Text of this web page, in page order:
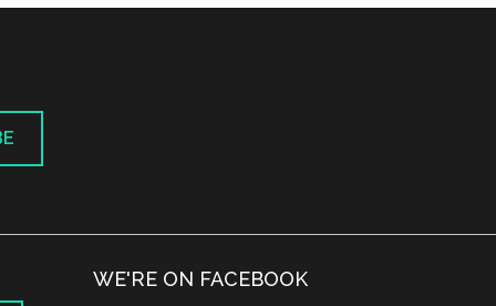
WE'RE ON FACEBOOK